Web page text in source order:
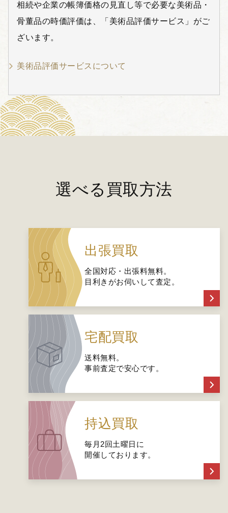
相続や企業の帳簿価格の見直し等で必要な美術品・
骨董品の時価評価は、「美術品評価サービス」がご
ざいます。
美術品評価サービスについて
選べる買取方法
出張買取
全国対応・出張料無料。
目利きがお伺いして査定。
宅配買取
送料無料。
事前査定で安心です。
持込買取
毎月2回土曜日に
開催しております。